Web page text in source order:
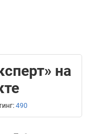
на
490